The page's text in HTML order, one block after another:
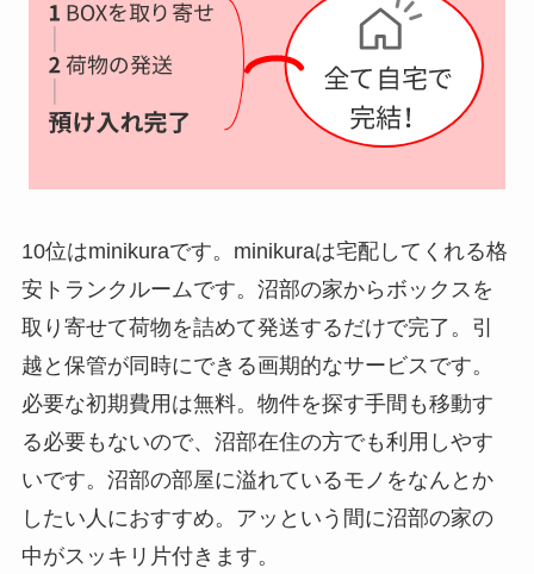
10位はminikuraです。minikuraは宅配してくれる格
安トランクルームです。沼部の家からボックスを
取り寄せて荷物を詰めて発送するだけで完了。引
越と保管が同時にできる画期的なサービスです。
必要な初期費用は無料。物件を探す手間も移動す
る必要もないので、沼部在住の方でも利用しやす
いです。沼部の部屋に溢れているモノをなんとか
したい人におすすめ。アッという間に沼部の家の
中がスッキリ片付きます。